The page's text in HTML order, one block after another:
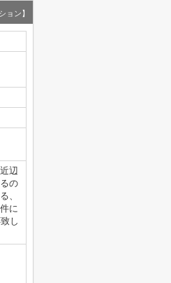
ョン】
辺
の
、
に
し